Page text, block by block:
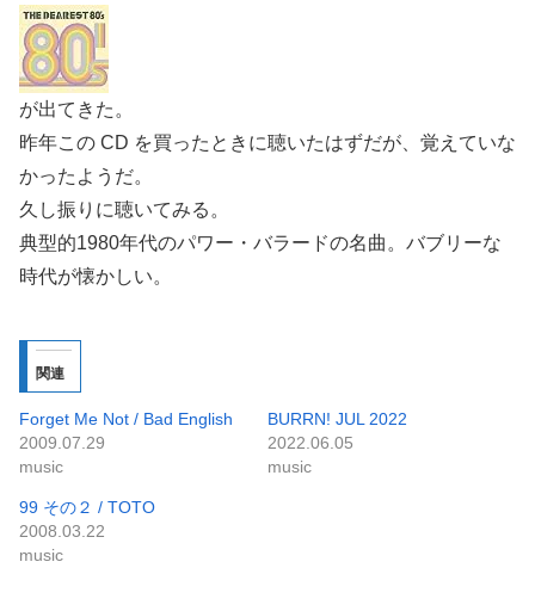
が出てきた。
昨年この CD を買ったときに聴いたはずだが、覚えていな
かったようだ。
久し振りに聴いてみる。
典型的1980年代のパワー・バラードの名曲。バブリーな
時代が懐かしい。
関連
Forget Me Not / Bad English
2009.07.29
music
BURRN! JUL 2022
2022.06.05
music
99 その２ / TOTO
2008.03.22
music